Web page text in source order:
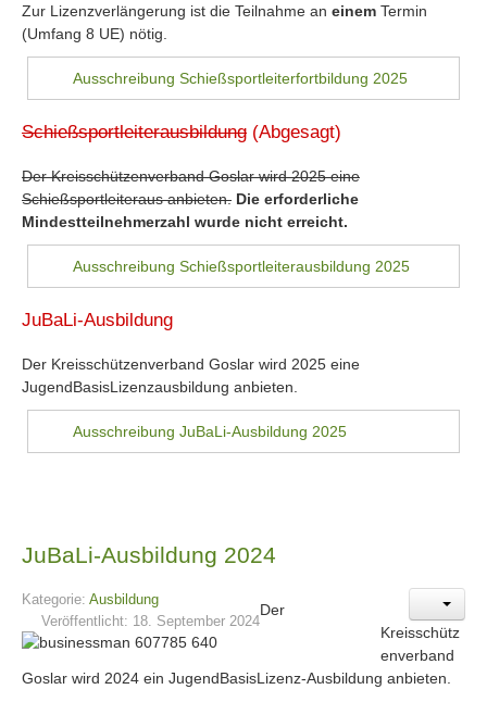
Zur Lizenzverlängerung ist die Teilnahme an einem Termin
(Umfang 8 UE) nötig.
Ausschreibung Schießsportleiterfortbildung 2025
Schießsportleiterausbildung (Abgesagt)
Der Kreisschützenverband Goslar wird 2025 eine
Schießsportleiteraus anbieten. Die erforderliche
Mindestteilnehmerzahl wurde nicht erreicht.
Ausschreibung Schießsportleiterausbildung 2025
JuBaLi-Ausbildung
Der Kreisschützenverband Goslar wird 2025 eine
JugendBasisLizenzausbildung anbieten.
Ausschreibung JuBaLi-Ausbildung 2025
JuBaLi-Ausbildung 2024
Kategorie: Ausbildung
Veröffentlicht: 18. September 2024
Der
Kreisschütz
enverband
Goslar wird 2024 ein JugendBasisLizenz-Ausbildung anbieten.